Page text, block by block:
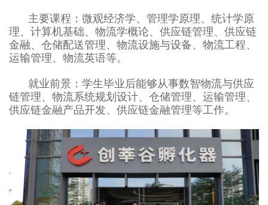
主要课程：微观经济学、管理学原理、统计学原
理、计算机基础、物流学概论、供应链管理、供应链
金融、仓储配送管理、物流设施与设备、物流工程、
运输管理、物流英语等。
就业前景：学生毕业后能够从事数智物流与供应
链管理、物流系统规划设计、仓储管理、运输管理、
供应链金融产品开发、供应链金融管理等工作。